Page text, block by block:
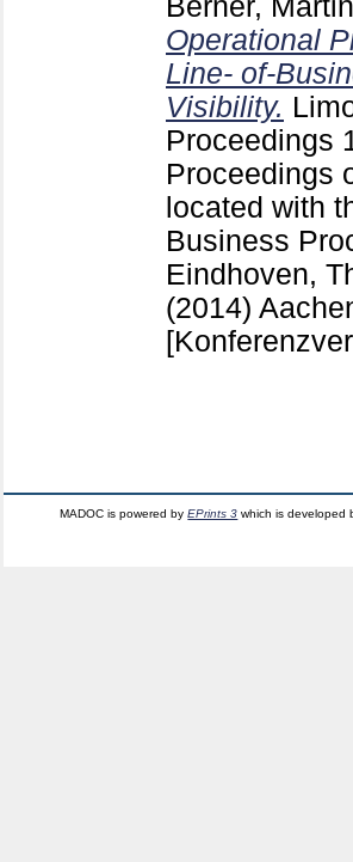
Berner, Martin
Operational
Line- of-
Visibility.
Proceedings
Proceedings
located with
Business
Eindhoven,
(2014)
MADOC is powered byEPrints 3 which is developed